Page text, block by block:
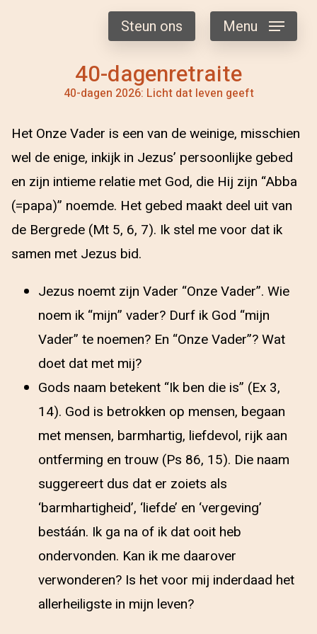
40-dagenretraite
40-dagen 2026: Licht dat leven geeft
Steun ons Menu
Het Onze Vader is een van de weinige, misschien
wel de enige, inkijk in Jezus’ persoonlijke gebed
en zijn intieme relatie met God, die Hij zijn “Abba
(=papa)” noemde. Het gebed maakt deel uit van
de Bergrede (Mt 5, 6, 7). Ik stel me voor dat ik
samen met Jezus bid.
Jezus noemt zijn Vader “Onze Vader”. Wie
noem ik “mijn” vader? Durf ik God “mijn
Vader” te noemen? En “Onze Vader”? Wat
doet dat met mij?
Gods naam betekent “Ik ben die is” (Ex 3,
14). God is betrokken op mensen, begaan
met mensen, barmhartig, liefdevol, rijk aan
ontferming en trouw (Ps 86, 15). Die naam
suggereert dus dat er zoiets als
‘barmhartigheid’, ‘liefde’ en ‘vergeving’
bestáán. Ik ga na of ik dat ooit heb
ondervonden. Kan ik me daarover
verwonderen? Is het voor mij inderdaad het
allerheiligste in mijn leven?